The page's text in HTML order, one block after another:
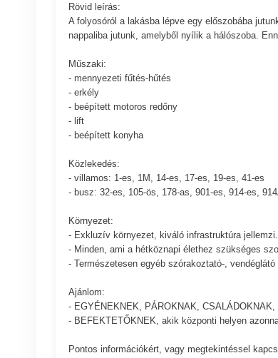
Rövid leírás:
A folyosóról a lakásba lépve egy előszobába
nappaliba jutunk, amelyből nyílik a hálószoba.
Műszaki:
- mennyezeti fűtés-hűtés
- erkély
- beépített motoros redőny
- lift
- beépített konyha
Közlekedés:
- villamos: 1-es, 1M, 14-es, 17-es, 19-es, 41-es
- busz: 32-es, 105-ös, 178-as, 901-es, 914-es,
Környezet:
- Exkluzív környezet, kiváló infrastruktúra jellemzi.
- Minden, ami a hétköznapi élethez szükséges
- Természetesen egyéb szórakoztató-,
Ajánlom:
- EGYÉNEKNEK, PÁROKNAK,
- BEFEKTETŐKNEK, akik központi helyen
Pontos információkért, vagy megtekintéssel